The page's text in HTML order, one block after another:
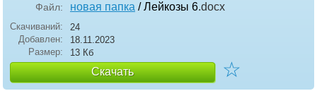
Файл: новая папка / Лейкозы 6.docx
Скачиваний:
24
Добавлен:
18.11.2023
Размер:
13 Кб
Скачать ☆